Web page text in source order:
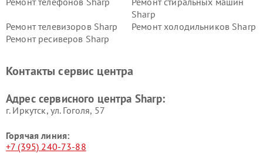
Sharp
Ремонт телевизоров Sharp
Ремонт холодильников Sharp
Ремонт ресиверов Sharp
Контакты сервис центра
Адрес сервисного центра Sharp:
г. Иркутск, ул. ​Гоголя, 57
Горячая линия:
+7 (395) 240-73-88